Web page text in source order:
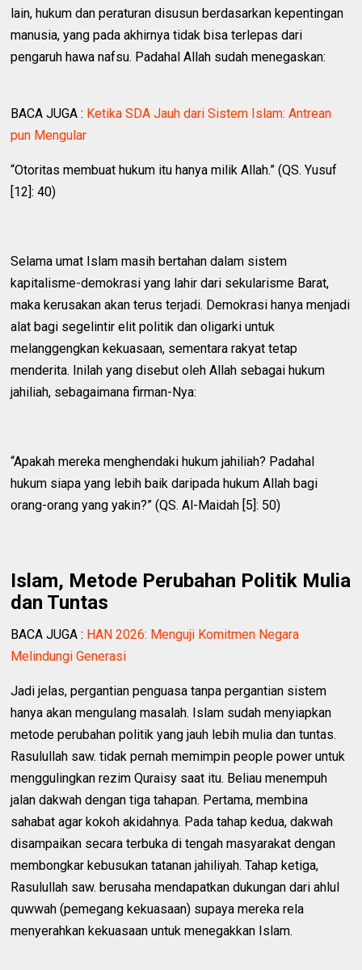
lain, hukum dan peraturan disusun berdasarkan kepentingan
manusia, yang pada akhirnya tidak bisa terlepas dari
pengaruh hawa nafsu. Padahal Allah sudah menegaskan:
BACA JUGA : Ketika SDA Jauh dari Sistem Islam: Antrean
pun Mengular
“Otoritas membuat hukum itu hanya milik Allah.” (QS. Yusuf
[12]: 40)
Selama umat Islam masih bertahan dalam sistem
kapitalisme-demokrasi yang lahir dari sekularisme Barat,
maka kerusakan akan terus terjadi. Demokrasi hanya menjadi
alat bagi segelintir elit politik dan oligarki untuk
melanggengkan kekuasaan, sementara rakyat tetap
menderita. Inilah yang disebut oleh Allah sebagai hukum
jahiliah, sebagaimana firman-Nya:
“Apakah mereka menghendaki hukum jahiliah? Padahal
hukum siapa yang lebih baik daripada hukum Allah bagi
orang-orang yang yakin?” (QS. Al-Maidah [5]: 50)
Islam, Metode Perubahan Politik Mulia
dan Tuntas
BACA JUGA : HAN 2026: Menguji Komitmen Negara
Melindungi Generasi
Jadi jelas, pergantian penguasa tanpa pergantian sistem
hanya akan mengulang masalah. Islam sudah menyiapkan
metode perubahan politik yang jauh lebih mulia dan tuntas.
Rasulullah saw. tidak pernah memimpin people power untuk
menggulingkan rezim Quraisy saat itu. Beliau menempuh
jalan dakwah dengan tiga tahapan. Pertama, membina
sahabat agar kokoh akidahnya. Pada tahap kedua, dakwah
disampaikan secara terbuka di tengah masyarakat dengan
membongkar kebusukan tatanan jahiliyah. Tahap ketiga,
Rasulullah saw. berusaha mendapatkan dukungan dari ahlul
quwwah (pemegang kekuasaan) supaya mereka rela
menyerahkan kekuasaan untuk menegakkan Islam.